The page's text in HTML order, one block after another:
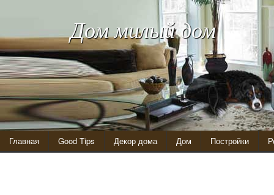
Дом милый дом
Главная Good Tips Декор дома Дом Постройки